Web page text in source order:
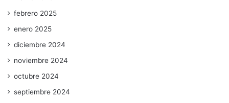
febrero 2025
enero 2025
diciembre 2024
noviembre 2024
octubre 2024
septiembre 2024